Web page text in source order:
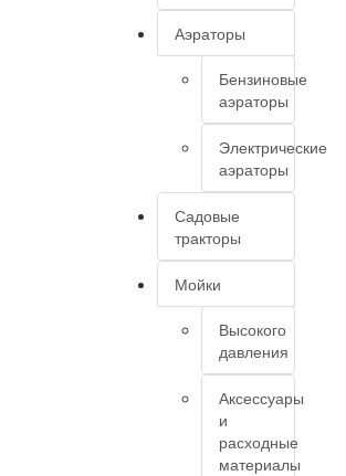
Аэраторы
Бензиновые
аэраторы
Электрические
аэраторы
Садовые
тракторы
Мойки
Высокого
давления
Аксессуары
и
расходные
материалы